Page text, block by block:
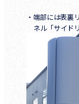
・端部には表裏
ネル「サイド